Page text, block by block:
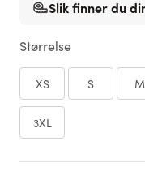
Slik finner du
Størrelse
XS S M
3XL